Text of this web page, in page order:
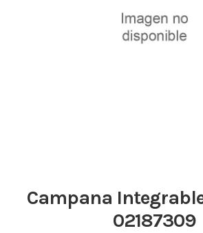
Campana Integrable
02187309